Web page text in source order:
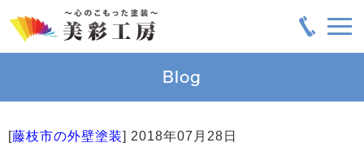
Blog
[藤枝市の外壁塗装] 2018年07月28日